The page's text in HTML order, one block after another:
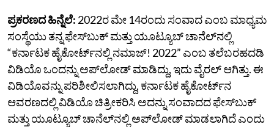
ಪ್ರಕರಣದ ಹಿನ್ನೆಲೆ: 2022ರ ಮೇ 14ರಂದು ಸಂವಾದ ಎಂಬ ಮಾಧ್ಯಮ
ಸಂಸ್ಥೆಯು ತನ್ನ ಫೇಸ್‌ಬುಕ್‌ ಮತ್ತು ಯೂಟ್ಯೂಬ್‌ ಚಾನೆಲ್‌ನಲ್ಲಿ
“ಕರ್ನಾಟಕ ಹೈಕೋರ್ಟ್‌ನಲ್ಲಿ ನಮಾಜ್‌! 2022” ಎಂಬ ತಲೆಬರಹದಡಿ
ವಿಡಿಯೊ ಒಂದನ್ನು ಅಪ್‌ಲೋಡ್‌ ಮಾಡಿದ್ದು, ಇದು ವೈರಲ್‌ ಆಗಿತ್ತು. ಈ
ವಿಡಿಯೊವನ್ನು ಪರಿಶೀಲಿಸಲಾಗಿದ್ದು, ಕರ್ನಾಟಕ ಹೈಕೋರ್ಟ್‌ನ
ಆವರಣದಲ್ಲಿ ವಿಡಿಯೊ ಚಿತ್ರೀಕರಿಸಿ ಅದನ್ನು ಸಂವಾದದ ಫೇಸ್‌ಬುಕ್‌
ಮತ್ತು ಯೂಟ್ಯೂಬ್‌ ಚಾನೆಲ್‌ನಲ್ಲಿ ಅಪ್‌ಲೋಡ್‌ ಮಾಡಲಾಗಿದೆ ಎಂದು